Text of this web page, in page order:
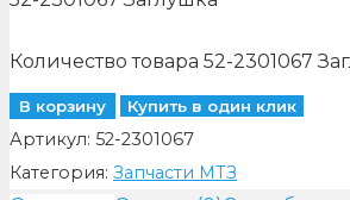
Количество товара 52-2301067
В корзину Купить в один клик
Артикул: 52-2301067
Категория: Запчасти МТЗ